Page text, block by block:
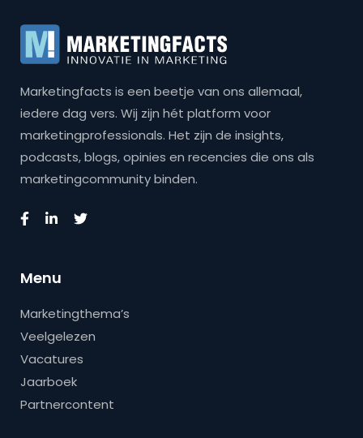
Marketingfacts is een beetje van ons allemaal,
iedere dag vers. Wij zijn hét platform voor
marketingprofessionals. Het zijn de insights,
podcasts, blogs, opinies en recencies die ons als
marketingcommunity binden.
Menu
Marketingthema’s
Veelgelezen
Vacatures
Jaarboek
Partnercontent